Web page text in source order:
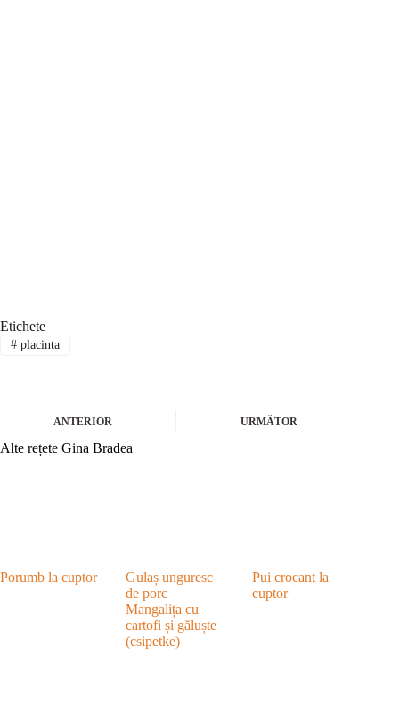
Etichete
#placinta
ANTERIOR URMĂTOR
Alte rețete Gina Bradea
Porumb la cuptor
Gulaș unguresc
de porc
Mangalița cu
cartofi și găluște
(csipetke)
Pui crocant la
cuptor